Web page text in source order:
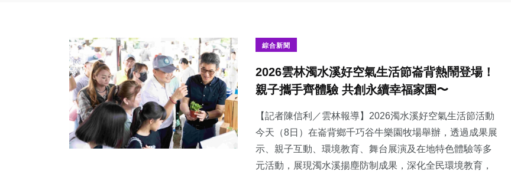
綜合新聞
2026雲林濁水溪好空氣生活節崙背熱鬧登場！
親子攜手齊體驗 共創永續幸福家園〜
【記者陳信利／雲林報導】2026濁水溪好空氣生活節活動
今天（8日）在崙背鄉千巧谷牛樂園牧場舉辦，透過成果展
示、親子互動、環境教育、舞台展演及在地特色體驗等多
元活動，展現濁水溪揚塵防制成果，深化全民環境教育，